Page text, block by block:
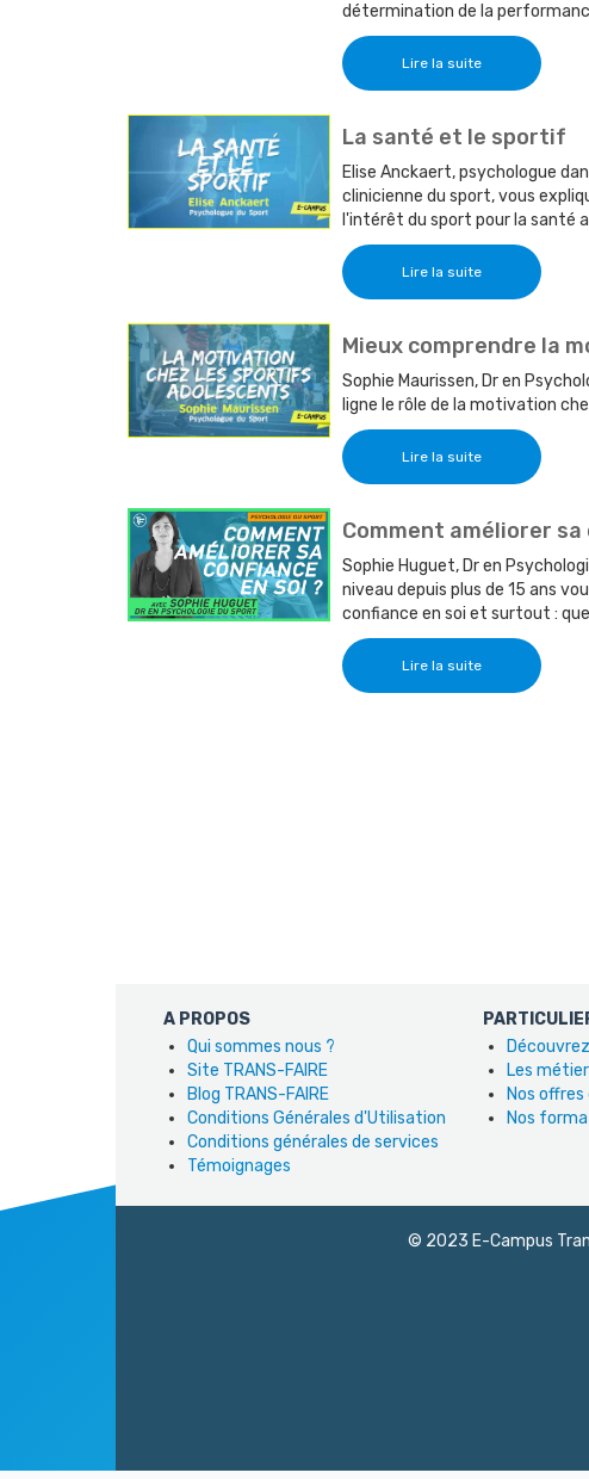
détermination de la
Lire la suite
La santé et le sportif
Elise Anckaert, psychologue
clinicienne du sport, vous
l'intérêt du sport pour la santé
Lire la suite
Mieux comprendre la
Sophie Maurissen, Dr en
ligne le rôle de la motivation
Lire la suite
Comment améliorer sa
Sophie Huguet, Dr en
niveau depuis plus de 15 ans
confiance en soi et surtout :
Lire la suite
A PROPOS
Qui sommes nous ?
Site TRANS-FAIRE
Blog TRANS-FAIRE
Conditions Générales d'Utilisation
Conditions générales de services
Témoignages
Les
Nos
Nos
© 2023 E-Campus